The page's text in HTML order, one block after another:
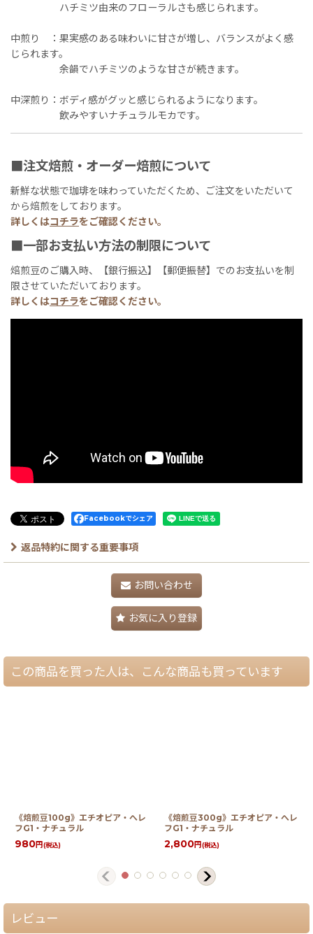
ハチミツ由来のフローラルさも感じられます。
中煎り ：果実感のある味わいに甘さが増し、バランスがよく感
じられます。
余韻でハチミツのような甘さが続きます。
中深煎り：ボディ感がグッと感じられるようになります。
飲みやすいナチュラルモカです。
■注文焙煎・オーダー焙煎について
新鮮な状態で珈琲を味わっていただくため、ご注文をいただいて
から焙煎をしております。
詳しくはコチラをご確認ください。
■一部お支払い方法の制限について
焙煎豆のご購入時、【銀行振込】【郵便振替】でのお支払いを制
限させていただいております。
詳しくはコチラをご確認ください。
Facebookでシェア
返品特約に関する重要事項
お問い合わせ
お気に入り登録
この商品を買った人は、こんな商品も買っています
《焙煎豆100g》エチオピア・へレ
フG1・ナチュラル
980円(税込)
《焙煎豆300g》エチオピア・へレ
フG1・ナチュラル
2,800円(税込)
レビュー